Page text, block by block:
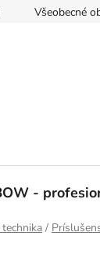
Všeobecné
-
technika /